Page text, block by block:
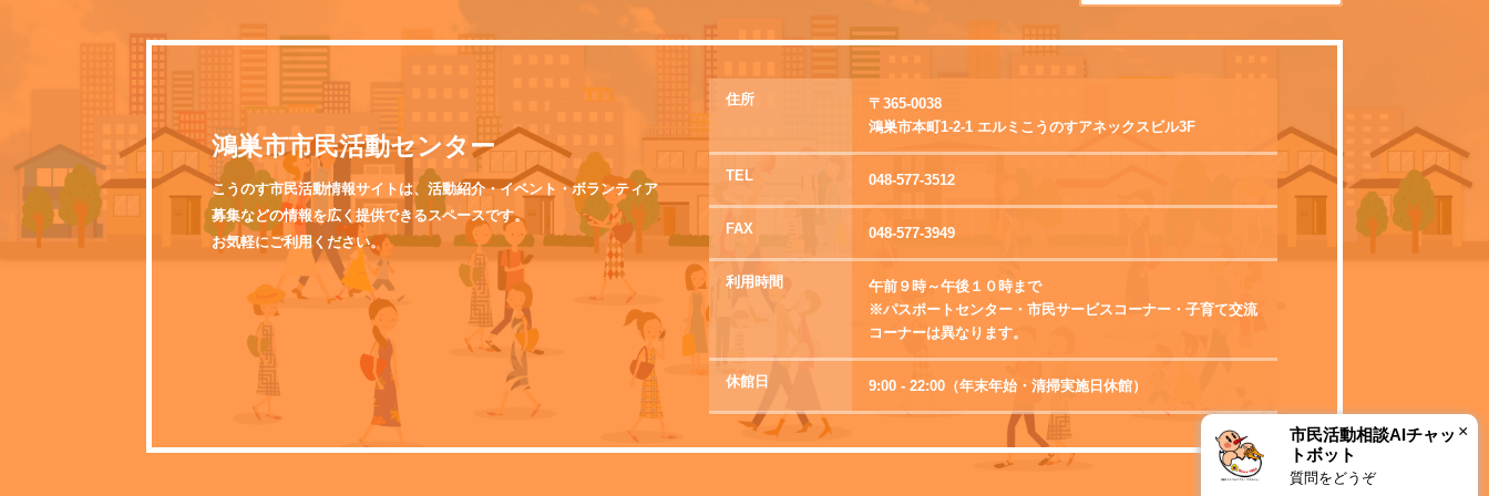
鴻巣市市民活動センター
こうのす市民活動情報サイトは、活動紹介・イベント・ボランティア
募集などの情報を広く提供できるスペースです。
お気軽にご利用ください。
住所
〒365-0038
鴻巣市本町1-2-1 エルミこうのすアネックスビル3F
TEL 048-577-3512
FAX 048-577-3949
利用時間
午前９時～午後１０時まで
※パスポートセンター・市民サービスコーナー・子育て交流
コーナーは異なります。
休館日 9:00 - 22:00（年末年始・清掃実施日休館）
市民活動相談AIチャッ
トボット
質問をどうぞ
×